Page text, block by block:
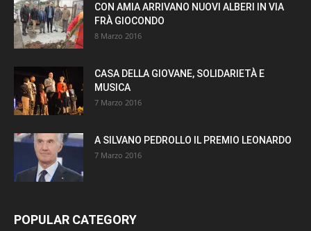
CON AMIA ARRIVANO NUOVI ALBERI IN VIA
FRÀ GIOCONDO
8 Marzo 2016
CASA DELLA GIOVANE, SOLIDARIETÀ E
MUSICA
7 Marzo 2016
A SILVANO PEDROLLO IL PREMIO LEONARDO
7 Marzo 2016
POPULAR CATEGORY